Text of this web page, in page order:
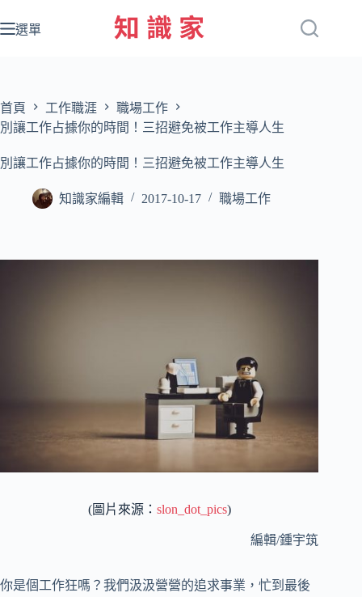
至
容
選單
首頁 工作職涯
職場工作
別讓工作占據你的時間！三招避免被工作主導人生
別讓工作占據你的時間！三招避免被工作主導人生
知識家編輯 2017-10-17 職場工作
(圖片來源： slon_dot_pics)
編輯/鍾宇筑
你是個工作狂嗎？我們汲汲營營的追求事業，忙到最後